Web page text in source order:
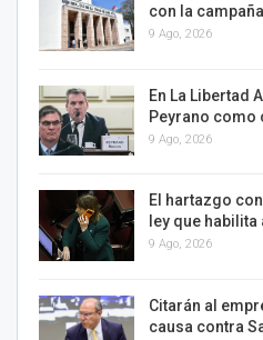
con la
9 Ago, 2026
En La Libertad
Peyrano como
9 Ago, 2026
El hartazgo
ley que habilita
9 Ago, 2026
Citarán al
causa contra